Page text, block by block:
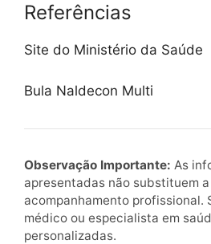
Referências
Site do Ministério da Saúde
Bula Naldecon Multi
Observação Importante: As
apresentadas não substituem
acompanhamento profissional.
médico ou especialista em
personalizadas.